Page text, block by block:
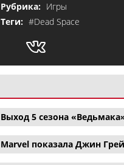
Рубрика: Игры
Теги: #Dead Space
Выход 5 сезона
Marvel показала Джин